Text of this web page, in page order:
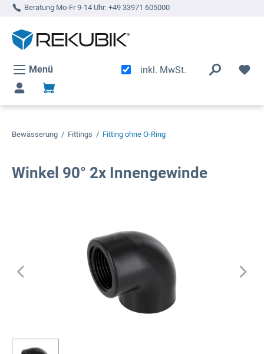
springen
Beratung Mo-Fr 9-14 Uhr: +49 33971 605000
Menü inkl. MwSt.
Bewässerung / Fittings / Fitting ohne O-Ring
Winkel 90° 2x Innengewinde